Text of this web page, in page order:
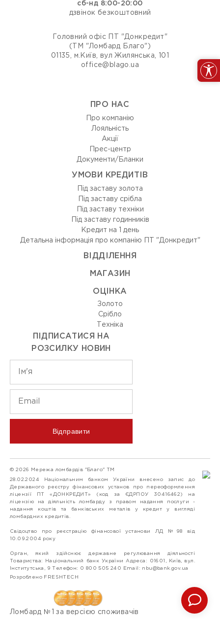
сб-нд 8:00-20:00
дзвінок безкоштовний
Головний офіс ПТ "Донкредит"
(ТМ "Ломбард Благо")
01135, м.Київ, вул Жилянська, 101
office@blago.ua
ПРО НАС
Про компанію
Лояльність
Акції
Прес-центр
Документи/Бланки
УМОВИ КРЕДИТІВ
Під заставу золота
Під заставу срібла
Під заставу техніки
Під заставу годинників
Кредит на 1 день
Детальна інформація про компанію ПТ "Донкредит"
ВIДДIЛЕННЯ
МАГАЗИН
ОЦIНКА
Золото
Срiбло
Технiка
ПІДПИСАТИСЯ НА
РОЗСИЛКУ НОВИН
Відправити
© 2026 Мережа ломбардів "Благо" ТМ
28.02.2024 Національним банком України внесено запис до
Державного реєстру фінансових установ про переоформлення
ліцензії ПТ «ДОНКРЕДИТ» (код за ЄДРПОУ 30416462) на
ліцензію на діяльність ломбарду з правом надання послуги -
надання коштів та банківських металів у кредит у вигляді
ломбардних кредитів.
Свідоцтво про реєстрацію фінансової установи ЛД №98 від
10.09.2004 року
Орган, який здійснює державне регулювання діяльності
Товариства: Національний банк України Адреса: 01601, Київ, вул.
Інститутська, 9 Телефон: 0 800 505 240 Email: nbu@bank.gov.ua
Розроблено FRESHTECH
Ломбард №1 за версією споживачів